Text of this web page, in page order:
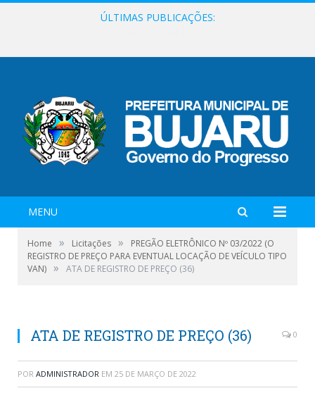
ÚLTIMAS PUBLICAÇÕES:
MENU
Home » Licitações »
PREGÃO ELETRÔNICO Nº 03/2022 (O
REGISTRO DE PREÇO PARA EVENTUAL LOCAÇÃO DE VEÍCULO TIPO
VAN) » ATA DE REGISTRO DE PREÇO (36)
ATA DE REGISTRO DE PREÇO (36) 0
POR ADMINISTRADOR EM 25 DE MARÇO DE 2022